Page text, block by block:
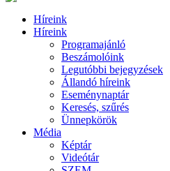
Híreink
Híreink
Programajánló
Beszámolóink
Legutóbbi bejegyzések
Állandó híreink
Eseménynaptár
Keresés, szűrés
Ünnepkörök
Média
Képtár
Videótár